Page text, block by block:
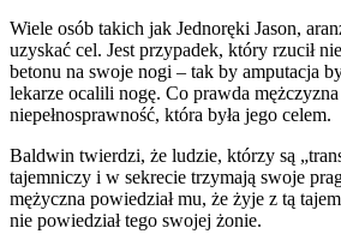
Wiele osób takich jak Jednoręki Jason,
uzyskać cel. Jest przypadek, który rzucił
betonu na swoje nogi – tak by amputacja
lekarze ocalili nogę. Co prawda
niepełnosprawność, która była jego celem.
Baldwin twierdzi, że ludzie, którzy są
tajemniczy i w sekrecie trzymają swoje
mężyczna powiedział mu, że żyje z tą
nie powiedział tego swojej żonie.